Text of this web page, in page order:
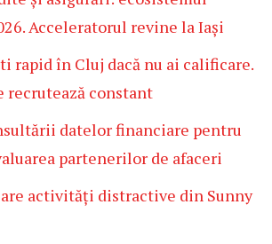
Acceleratorul revine la Iași
rapid în Cluj dacă nu ai calificare.
recrutează constant
datelor financiare pentru
partenerilor de afaceri
activități distractive din Sunny